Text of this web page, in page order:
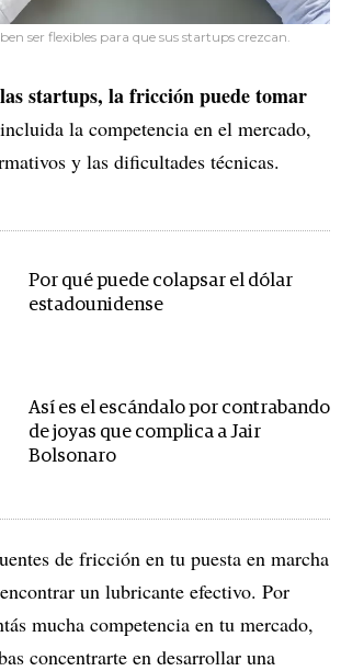
ser flexibles para que sus startups crezcan.
startups, la fricción puede tomar
la competencia en el mercado,
y las dificultades técnicas.
Por qué puede colapsar el dólar
estadounidense
Así es el escándalo por contrabando
de joyas que complica a Jair
Bolsonaro
de fricción en tu puesta en marcha
un lubricante efectivo. Por
mucha competencia en tu mercado,
concentrarte en desarrollar una